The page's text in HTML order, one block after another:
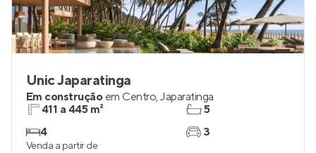
Unic Japaratinga
Em construção em Centro,Japaratinga
411 a 445 m²
4
5
3
Venda a partir de